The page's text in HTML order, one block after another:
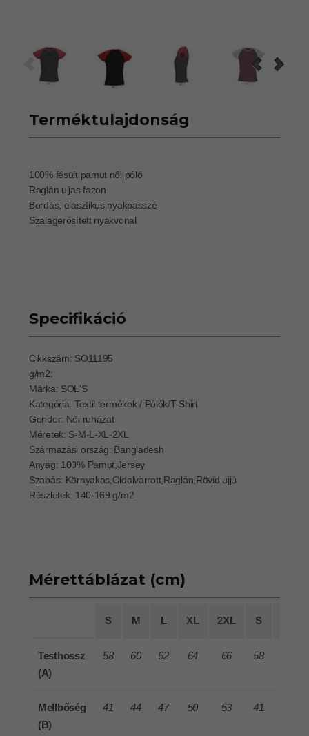
Terméktulajdonság
100% fésült pamut női póló
Raglán ujjas fazon
Bordás, elasztikus nyakpasszé
Szalagerősített nyakvonal
Specifikáció
Cikkszám: SO11195
g/m2:
Márka: SOL'S
Kategória: Textil termékek / Pólók/T-Shirt
Gender: Női ruházat
Méretek: S-M-L-XL-2XL
Származási ország: Bangladesh
Anyag: 100% Pamut,Jersey
Szabás: Környakas,Oldalvarrott,Raglán,Rövid ujjú
Részletek: 140-169 g/m2
Mérettáblázat (cm)
S M L XL 2XL S
Testhossz
(A)
58 60 62 64 66 58
Mellbőség
(B)
41 44 47 50 53 41